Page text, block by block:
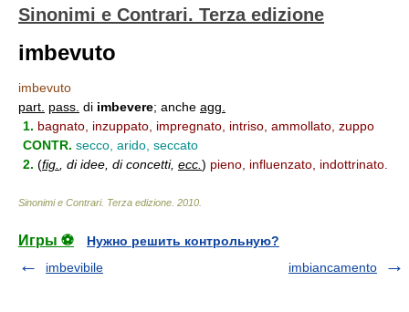
Sinonimi e Contrari. Terza edizione
imbevuto
imbevuto
part. pass. di imbevere; anche agg.
1. bagnato, inzuppato, impregnato, intriso, ammollato, zuppo
CONTR. secco, arido, seccato
2. (fig. , di idee, di concetti, ecc. ) pieno, influenzato, indottrinato.
Sinonimi e Contrari. Terza edizione 2010
Игры ⚽
Нужно решить контрольную?
imbevibile
imbiancamento